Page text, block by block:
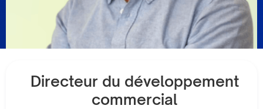
Directeur du développement
commercial